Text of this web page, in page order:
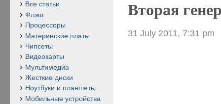
Вторая
31 July 2011, 7:31 pm
Все статьи
Флэш
Процессоры
Материнские платы
Чипсеты
Видеокарты
Мультимедиа
Жесткие диски
Ноутбуки и планшеты
Мобильные устройства